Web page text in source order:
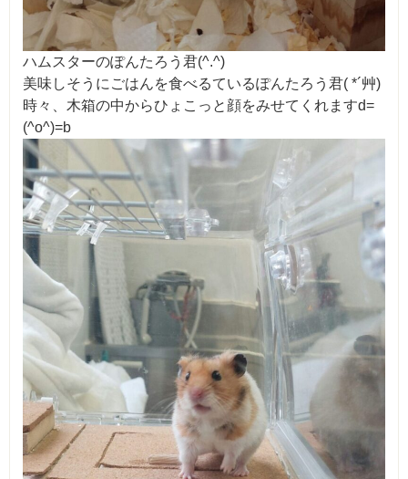
ハムスターのぽんたろう君(^.^)
美味しそうにごはんを食べるているぽんたろう君( *´艸)
時々、木箱の中からひょこっと顔をみせてくれますd=
(^o^)=b